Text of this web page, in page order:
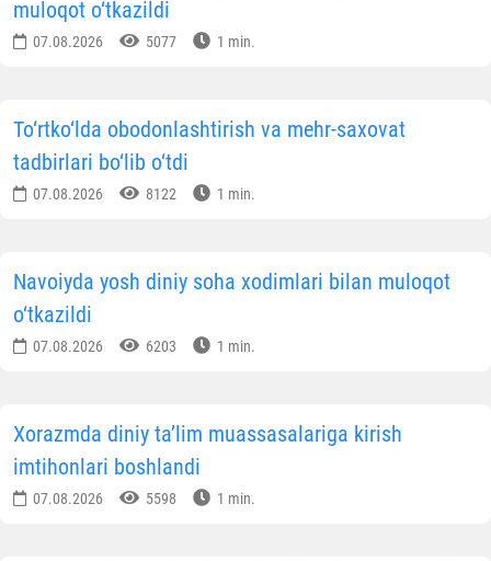
muloqot o‘tkazildi
07.08.2026 5077 1 min.
To‘rtko‘lda obodonlashtirish va mehr-saxovat
tadbirlari bo‘lib o‘tdi
07.08.2026 8122 1 min.
Navoiyda yosh diniy soha xodimlari bilan muloqot
o‘tkazildi
07.08.2026 6203 1 min.
Xorazmda diniy ta’lim muassasalariga kirish
imtihonlari boshlandi
07.08.2026 5598 1 min.